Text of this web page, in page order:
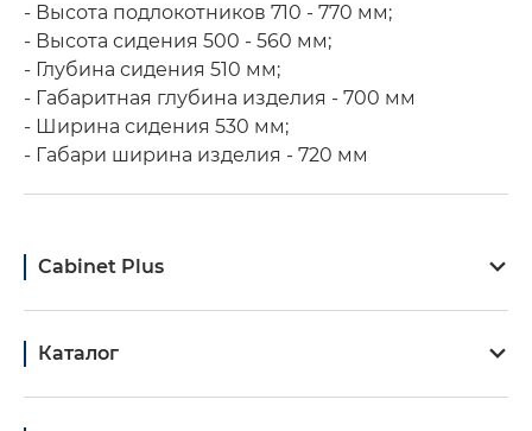
- Высота подлокотников 710 - 770 мм;
- Высота сидения 500 - 560 мм;
- Глубина сидения 510 мм;
- Габаритная глубина изделия - 700 мм
- Ширина сидения 530 мм;
- Габари ширина изделия - 720 мм
Cabinet Plus
Каталог